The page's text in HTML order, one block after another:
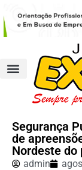
Segurança
de
Nordeste do
admin